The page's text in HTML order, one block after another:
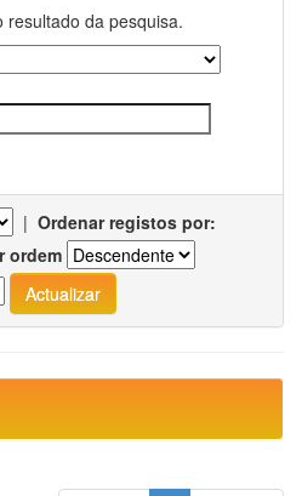
resultado da pesquisa.
| Ordenar registos por:
ordem